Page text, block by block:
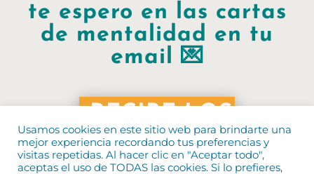
te espero en las cartas
de mentalidad en tu
email 💌
RECIBE LOS
CONSEJOS
GRATIS AQUÍ
Usamos cookies en este sitio web para brindarte una
mejor experiencia recordando tus preferencias y
visitas repetidas. Al hacer clic en "Aceptar todo",
aceptas el uso de TODAS las cookies. Si lo prefieres,